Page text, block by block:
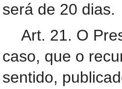
será de 20 dias.
Art. 21. O
caso, que o
sentido,